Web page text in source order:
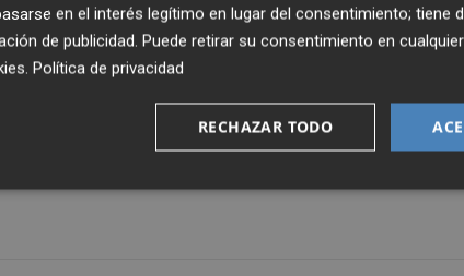
su página web.
a través de un formulario o del canal de
oferta de servicios de inversión de una entidad no
en el interés legítimo en lugar del consentimiento; tiene
de publicidad. Puede retirar su consentimiento en
. Política de privacidad
RECHAZAR TODO